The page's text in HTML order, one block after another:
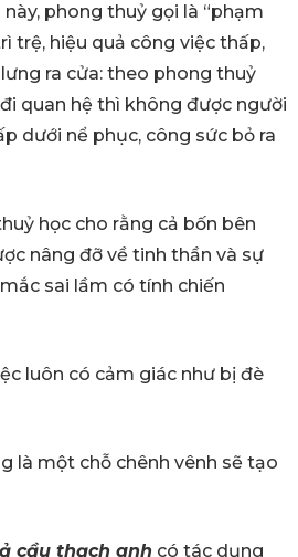
này, phong thuỷ gọi là “phạm
trệ, hiệu quả công việc thấp,
ra cửa: theo phong thuỷ
quan hệ thì không được người
dưới nể phục, công sức bỏ ra
học cho rằng cả bốn bên
nâng đỡ về tinh thần và sự
sai lầm có tính chiến
luôn có cảm giác như bị đè
là một chỗ chênh vênh sẽ tạo
cầu thạch anh có tác dụng